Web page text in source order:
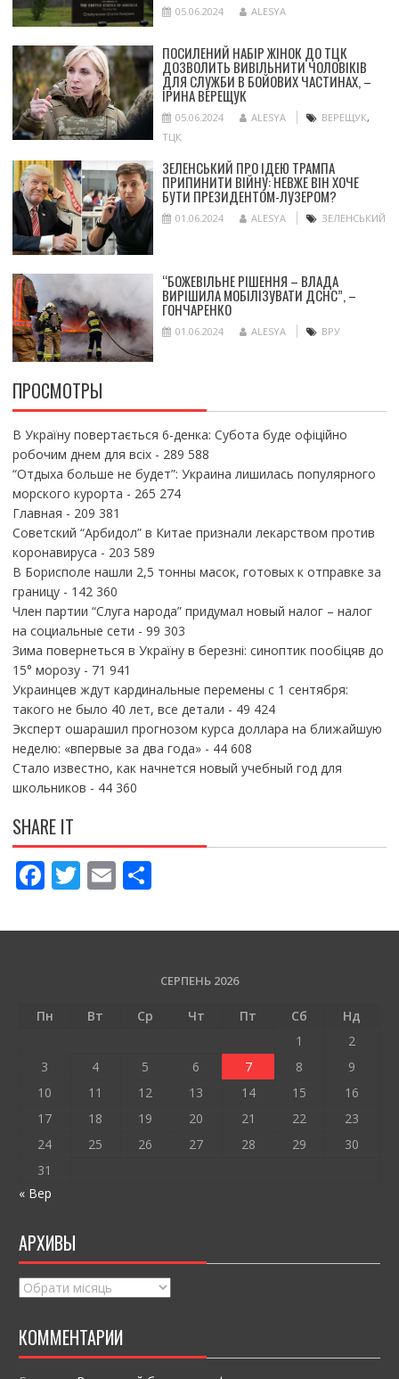
05.06.2024 ALESYA
ПОСИЛЕНИЙ НАБІР ЖІНОК ДО ТЦК
ДОЗВОЛИТЬ ВИВІЛЬНИТИ ЧОЛОВІКІВ
ДЛЯ СЛУЖБИ В БОЙОВИХ ЧАСТИНАХ, –
ІРИНА ВЕРЕЩУК
05.06.2024 ALESYA ВЕРЕЩУК,
ТЦК
ЗЕЛЕНСЬКИЙ ПРО ІДЕЮ ТРАМПА
ПРИПИНИТИ ВІЙНУ: НЕВЖЕ ВІН ХОЧЕ
БУТИ ПРЕЗИДЕНТОМ-ЛУЗЕРОМ?
01.06.2024 ALESYA ЗЕЛЕНСЬКИЙ
“БОЖЕВІЛЬНЕ РІШЕННЯ – ВЛАДА
ВИРІШИЛА МОБІЛІЗУВАТИ ДСНС”, –
ГОНЧАРЕНКО
01.06.2024 ALESYA ВРУ
ПРОСМОТРЫ
В Україну повертається 6-денка: Субота буде офіційно
робочим днем для всіх- 289 588
“Отдыха больше не будет”: Украина лишилась популярного
морского курорта - 265 274
Главная - 209 381
Советский “Арбидол” в Китае признали лекарством против
коронавируса - 203 589
В Борисполе нашли 2,5 тонны масок, готовых к отправке за
границу- 142 360
Член партии “Слуга народа” придумал новый налог – налог
на социальные сети - 99 303
Зима повернеться в Україну в березні: синоптик пообіцяв до
15° морозу- 71 941
Украинцев ждут кардинальные перемены с 1 сентября:
такого не было 40 лет, все детали - 49 424
Эксперт ошарашил прогнозом курса доллара на ближайшую
неделю: «впервые за два года»- 44 608
Стало известно, как начнется новый учебный год для
школьников - 44 360
SHARE IT
F
e
o
T
itt
E
ai
П
ді
и
т
СЕРПЕНЬ 2026
Пн Вт Ср Чт Пт Сб
Нд
1
2
3
4 5 6 7 8
9
10
11 12 13 14 15
16
17
18 19 20 21 22
23
24
25 26 27 28 29
30
31
« Вер
АРХИВЫ
Архивы
КОММЕНТАРИИ